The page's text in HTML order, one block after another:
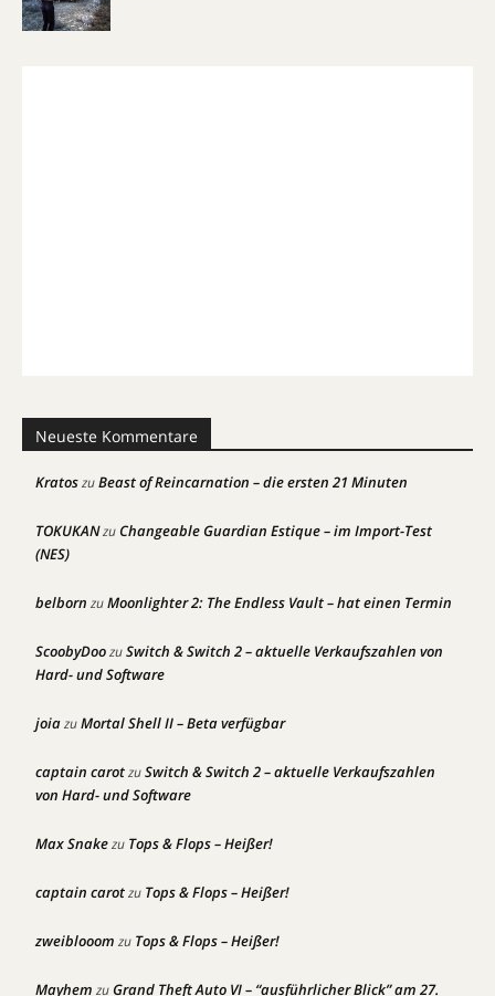
Neueste Kommentare
KratoszuBeast of Reincarnation – die ersten 21 Minuten
TOKUKANzuChangeable Guardian Estique – im Import-Test
(NES)
belborn zuMoonlighter 2: The Endless Vault – hat einen Termin
ScoobyDoozuSwitch & Switch 2 – aktuelle Verkaufszahlen von
Hard- und Software
joiazuMortal Shell II – Beta verfügbar
captain carotzuSwitch & Switch 2 – aktuelle Verkaufszahlen
von Hard- und Software
Max Snakezu Tops & Flops – Heißer!
captain carotzu Tops & Flops – Heißer!
zweiblooom zu Tops & Flops – Heißer!
Mayhem zuGrand Theft Auto VI – “ausführlicher Blick” am 27.